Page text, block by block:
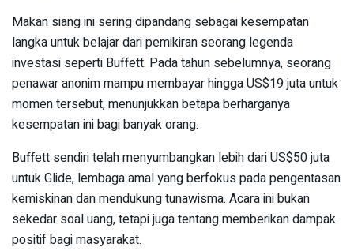
Makan siang ini sering dipandang sebagai kesempatan
langka untuk belajar dari pemikiran seorang legenda
investasi seperti Buffett. Pada tahun sebelumnya, seorang
penawar anonim mampu membayar hingga US$19 juta untuk
momen tersebut, menunjukkan betapa berharganya
kesempatan ini bagi banyak orang.
Buffett sendiri telah menyumbangkan lebih dari US$50 juta
untuk Glide, lembaga amal yang berfokus pada pengentasan
kemiskinan dan mendukung tunawisma. Acara ini bukan
sekedar soal uang, tetapi juga tentang memberikan dampak
positif bagi masyarakat.